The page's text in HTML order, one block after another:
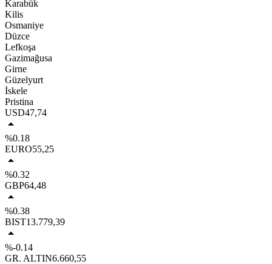
Karabük
Kilis
Osmaniye
Düzce
Lefkoşa
Gazimağusa
Girne
Güzelyurt
İskele
Pristina
USD47,74
%0.18
EURO55,25
%0.32
GBP64,48
%0.38
BIST13.779,39
%-0.14
GR. ALTIN6.660,55